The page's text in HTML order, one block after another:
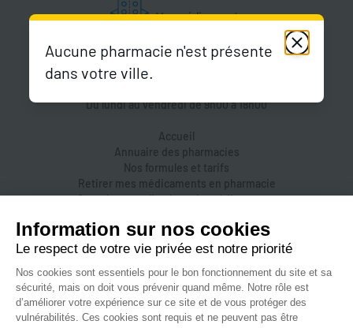
Du lundi au vendredi de 9h00 à 18h00
Accueil
Annuaire des pharmacies
Nos formules et tarifs
Retirer mes médicaments en pharmacie
Organiser une livraison de médicaments
Accès pharmaciens
Accès aidants
Aide et FAQ
Nous contacter
Accessibilité
Aucune pharmacie n'est présente
dans votre ville.